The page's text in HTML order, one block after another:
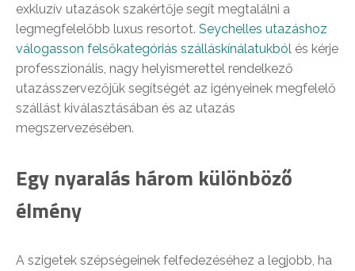
exkluzív utazások szakértője segít megtalálni a
legmegfelelőbb luxus resortot. Seychelles utazáshoz
válogasson felsőkategóriás szálláskínálatukból és kérje
professzionális, nagy helyismerettel rendelkező
utazásszervezőjük segítségét az igényeinek megfelelő
szállást kiválasztásában és az utazás
megszervezésében.
Egy nyaralás három különböző
élmény
A szigetek szépségeinek felfedezéséhez a legjobb, ha